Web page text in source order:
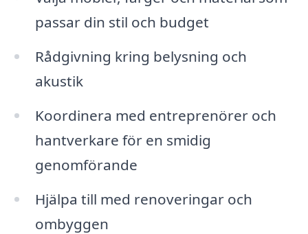
passar din stil och budget
Rådgivning kring belysning och
akustik
Koordinera med entreprenörer och
hantverkare för en smidig
genomförande
Hjälpa till med renoveringar och
ombyggen